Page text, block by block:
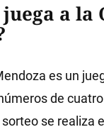
juega a la
es un
de
se realiza